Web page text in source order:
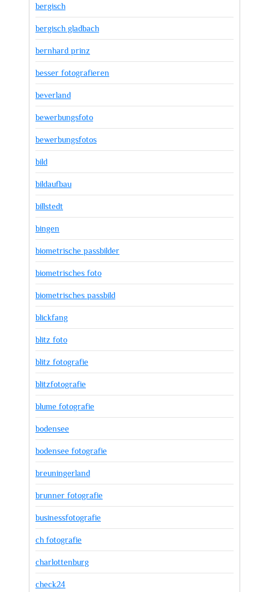
bergisch
bergisch gladbach
bernhard prinz
besser fotografieren
beverland
bewerbungsfoto
bewerbungsfotos
bild
bildaufbau
billstedt
bingen
biometrische passbilder
biometrisches foto
biometrisches passbild
blickfang
blitz foto
blitz fotografie
blitzfotografie
blume fotografie
bodensee
bodensee fotografie
breuningerland
brunner fotografie
businessfotografie
ch fotografie
charlottenburg
check24